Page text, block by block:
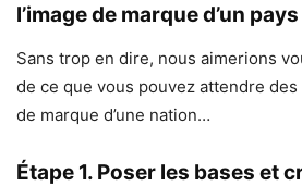
l’image de marque d’un pays
Sans trop en dire, nous aimerions
de ce que vous pouvez attendre des
de marque d’une nation…
Étape 1. Poser les bases et